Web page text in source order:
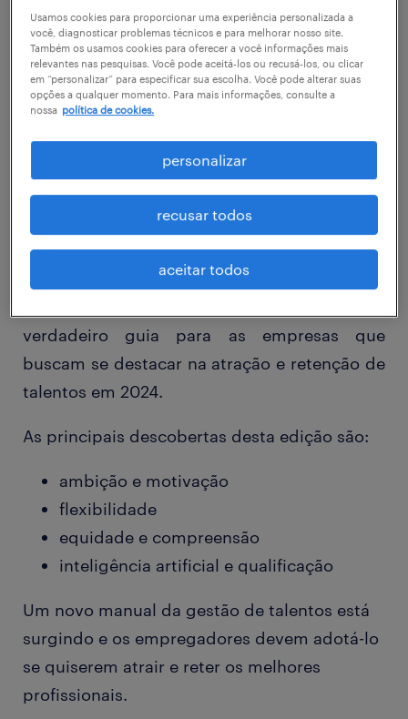
A Randstad lançou a 21ª edição do estudo
Workmonitor, que entrevistou 27 mil
profissionais em 34 países buscando
entender os desejos da força trabalhadora
global na busca por um empregador. O
estudo apresenta as principais expectativas
dos profissionais em relação ao mercado de
trabalho, e como determinados fatores
interferem na escolha de permanecer ou
verdadeiro guia para as empresas que
buscam se destacar na atração e retenção de
talentos em 2024.
As principais descobertas desta edição são:
ambição e motivação
flexibilidade
equidade e compreensão
inteligência artificial e qualificação
Um novo manual da gestão de talentos está
surgindo e os empregadores devem adotá-lo
se quiserem atrair e reter os melhores
profissionais.
Usamos cookies para proporcionar uma experiência personalizada a
você, diagnosticar problemas técnicos e para melhorar nosso site.
Também os usamos cookies para oferecer a você informações mais
relevantes nas pesquisas. Você pode aceitá-los ou recusá-los, ou clicar
em “personalizar” para especificar sua escolha. Você pode alterar suas
opções a qualquer momento. Para mais informações, consulte a
nossa política de cookies.
personalizar
recusar todos
aceitar todos